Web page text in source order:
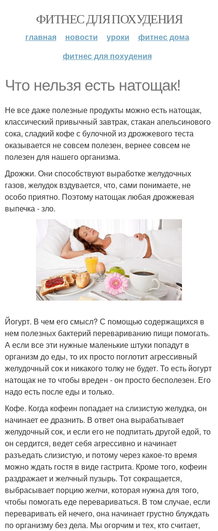
ФИТНЕС ДЛЯ ПОХУДЕНИЯ
главная новости уроки
фитнес дома
фитнес для похудения
Что нельзя есть натощак!
Не все даже полезные продукты можно есть натощак,
классический привычный завтрак, стакан апельсинового
сока, сладкий кофе с булочной из дрожжевого теста
оказывается не совсем полезен, вернее совсем не
полезен для нашего организма.
Дрожжи. Они способствуют выработке желудочных
газов, желудок вздувается, что, сами понимаете, не
особо приятно. Поэтому натощак любая дрожжевая
выпечка - зло.
Йогурт. В чем его смысл? С помощью содержащихся в
нем полезных бактерий перевариванию пищи помогать.
А если все эти нужные маленькие штуки попадут в
организм до еды, то их просто поглотит агрессивный
желудочный сок и никакого толку не будет. То есть йогурт
натощак не то чтобы вреден - он просто бесполезен. Его
надо есть после еды и только.
Кофе. Когда кофеин попадает на слизистую желудка, он
начинает ее дразнить. В ответ она вырабатывает
желудочный сок, и если его не подпитать другой едой, то
он сердится, ведет себя агрессивно и начинает
разъедать слизистую, и потому через какое-то время
можно ждать гостя в виде гастрита. Кроме того, кофеин
раздражает и желчный пузырь. Тот сокращается,
выбрасывает порцию желчи, которая нужна для того,
чтобы помогать еде перевариваться. В том случае, если
переваривать ей нечего, она начинает грустно блуждать
по организму без дела. Мы огорчим и тех, кто считает,